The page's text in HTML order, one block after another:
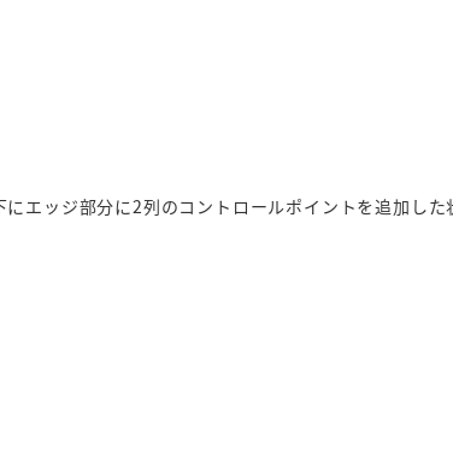
にエッジ部分に2列のコントロールポイントを追加した